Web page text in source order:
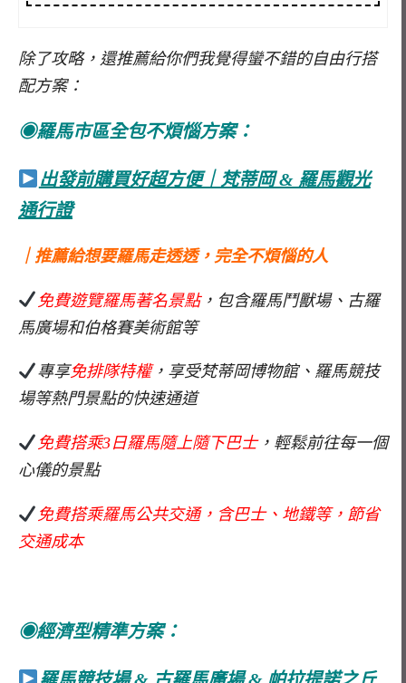
除了攻略，還推薦給你們我覺得蠻不錯的自由行搭
配方案：
◉羅馬市區全包不煩惱方案：
出發前購買好超方便｜梵蒂岡 & 羅馬觀光
通行證
｜推薦給想要羅馬走透透，完全不煩惱的人
免費遊覽羅馬著名景點，包含羅馬鬥獸場、古羅
馬廣場和伯格賽美術館等
專享免排隊特權，享受梵蒂岡博物館、羅馬競技
場等熱門景點的快速通道
免費搭乘3日羅馬隨上隨下巴士，輕鬆前往每一個
心儀的景點
免費搭乘羅馬公共交通，含巴士、地鐵等，節省
交通成本
◉經濟型精準方案：